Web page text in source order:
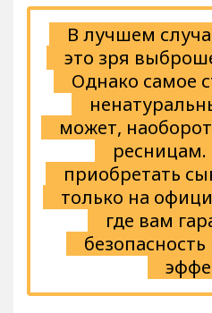
В лучшем
это зря
Однако самое
может,
приобретать
только на
где вам